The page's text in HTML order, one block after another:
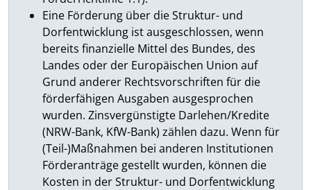
Eine Förderung über die Struktur- und
Dorfentwicklung ist ausgeschlossen, wenn
bereits finanzielle Mittel des Bundes, des
Landes oder der Europäischen Union auf
Grund anderer Rechtsvorschriften für die
förderfähigen Ausgaben ausgesprochen
wurden. Zinsvergünstigte Darlehen/Kredite
(NRW-Bank, KfW-Bank) zählen dazu. Wenn für
(Teil-)Maßnahmen bei anderen Institutionen
Förderanträge gestellt wurden, können die
Kosten in der Struktur- und Dorfentwicklung